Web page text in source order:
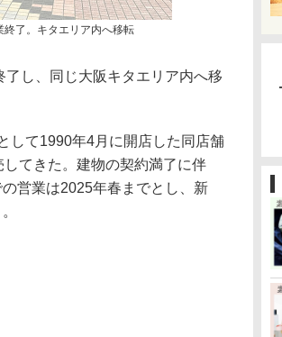
了。キタエリア内へ移転
し、同じ大阪キタエリア内へ移
して1990年4月に開店した同店舗
てきた。建物の契約満了に伴
の営業は2025年春までとし、新